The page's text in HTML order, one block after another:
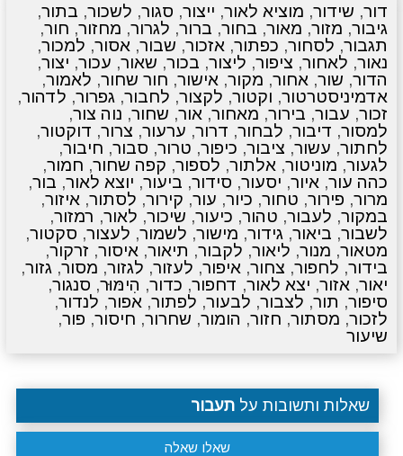
דור, שידור, מוציא לאור, ייצור, סגור, לשכור, בתור,
גיבור, מזור, מאור, בחור, ברור, לגרור, מחזור, חור,
תגבור, לסחור, כפתור, אזכור, שבור, אסור, למכור,
נאור, לאחור, ציפור, ליצור, בכור, שאור, עכור, יצור,
הדור, שור, אחור, מקור, אישור, חור שחור, לאמור,
אדמיניסטרטור, וקטור, לקצור, לחבור, גפרור, לדהור,
זכור, עבור, בירור, מאחור, אור, שחור, נוה צור,
למסור, דיבור, לבחור, דרור, ערעור, צרור, דוקטור,
לחתור, עשור, ציבור, כיפור, טרור, סבור, חיבור,
לגעור, מוניטור, אלתור, לספור, קפה שחור, חמור,
כהה עור, איור, יסעור, סידור, ביעור, יוצא לאור, בור,
מרור, פירור, טחור, כיור, עור, קירור, לסתור, איזור,
במקור, לעבור, טהור, כיעור, שיכור, לאור, רמזור,
לשבור, ביאור, גידור, מישור, לשמור, לעצור, סקטור,
מטאור, מנור, ליאור, לקבור, תיאור, איסור, זרקור,
בידור, לחפור, צחור, איפור, לעזור, לגזור, מסור, גזור,
יאור, אזור, יצא לאור, דחפור, כדור, הִימּוּר, סנגור,
סיפור, תור, לצבור, לבעור, לפתור, אפור, לנדור,
לזכור, מסתור, חזור, הומור, שחרור, חיסור, פור,
שיעור
שאלות ותשובות על תעבור
שאלו שאלה